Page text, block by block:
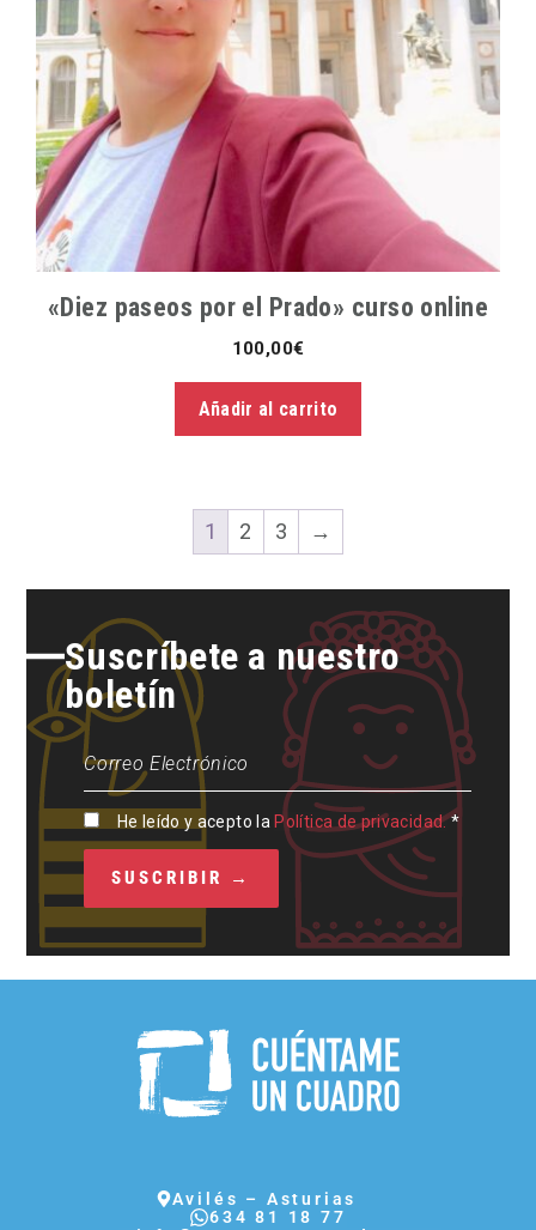
«Diez paseos por el Prado» curso online
100,00€
Añadir al carrito
1 2 3 →
Suscríbete a nuestro
boletín
He leído y acepto la Política de privacidad. *
Avilés – Asturias
634 81 18 77